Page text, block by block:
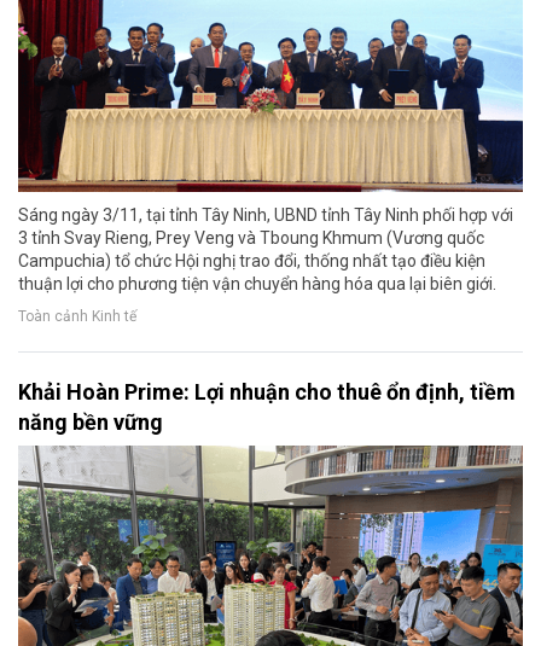
Sáng ngày 3/11, tại tỉnh Tây Ninh, UBND tỉnh Tây Ninh phối hợp với
3 tỉnh Svay Rieng, Prey Veng và Tboung Khmum (Vương quốc
Campuchia) tổ chức Hội nghị trao đổi, thống nhất tạo điều kiện
thuận lợi cho phương tiện vận chuyển hàng hóa qua lại biên giới.
Toàn cảnh Kinh tế
Khải Hoàn Prime: Lợi nhuận cho thuê ổn định, tiềm
năng bền vững